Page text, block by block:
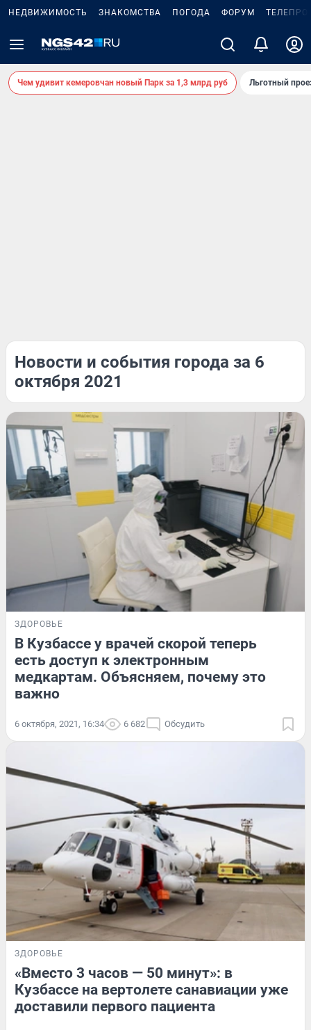
НЕДВИЖИМОСТЬ ЗНАКОМСТВА ПОГОДА ФОРУМ
Чем удивит кемеровчан новый Парк за 1,3 млрд руб Льготный
Новости и события города за 6
октября 2021
ЗДОРОВЬЕ
В Кузбассе у врачей скорой теперь
есть доступ к электронным
медкартам. Объясняем, почему это
важно
6 октября, 2021, 16:34 6 682 Обсудить
ЗДОРОВЬЕ
«Вместо 3 часов — 50 минут»: в
Кузбассе на вертолете санавиации уже
доставили первого пациента